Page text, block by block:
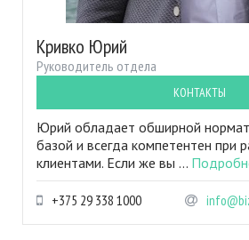
Кривко Юрий
Руководитель отдела
КОНТАКТЫ
Юрий обладает обширной
базой и всегда компетентен при
клиентами. Если же вы ...
+375 29 338 1000